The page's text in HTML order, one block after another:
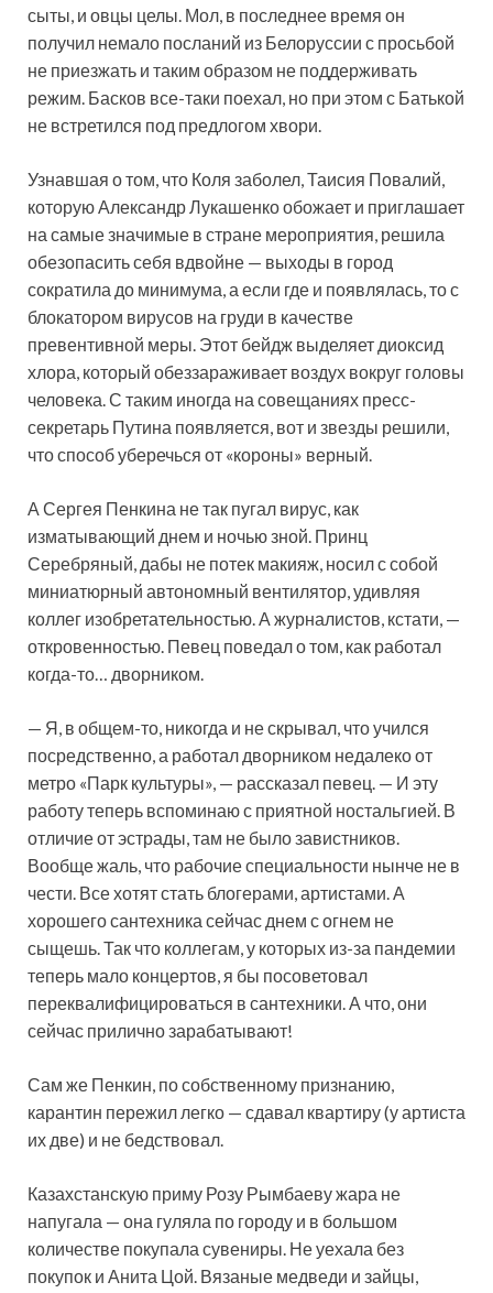
сыты, и овцы целы. Мол, в последнее время он
получил немало посланий из Белоруссии с просьбой
не приезжать и таким образом не поддерживать
режим. Басков все-таки поехал, но при этом с Батькой
не встретился под предлогом хвори.
Узнавшая о том, что Коля заболел, Таисия Повалий,
которую Александр Лукашенко обожает и приглашает
на самые значимые в стране мероприятия, решила
обезопасить себя вдвойне — выходы в город
сократила до минимума, а если где и появлялась, то с
блокатором вирусов на груди в качестве
превентивной меры. Этот бейдж выделяет диоксид
хлора, который обеззараживает воздух вокруг головы
человека. С таким иногда на совещаниях пресс-
секретарь Путина появляется, вот и звезды решили,
что способ уберечься от «короны» верный.
А Сергея Пенкина не так пугал вирус, как
изматывающий днем и ночью зной. Принц
Серебряный, дабы не потек макияж, носил с собой
миниатюрный автономный вентилятор, удивляя
коллег изобретательностью. А журналистов, кстати, —
откровенностью. Певец поведал о том, как работал
когда-то… дворником.
— Я, в общем-то, никогда и не скрывал, что учился
посредственно, а работал дворником недалеко от
метро «Парк культуры», — рассказал певец. — И эту
работу теперь вспоминаю с приятной ностальгией. В
отличие от эстрады, там не было завистников.
Вообще жаль, что рабочие специальности нынче не в
чести. Все хотят стать блогерами, артистами. А
хорошего сантехника сейчас днем с огнем не
сыщешь. Так что коллегам, у которых из-за пандемии
теперь мало концертов, я бы посоветовал
переквалифицироваться в сантехники. А что, они
сейчас прилично зарабаты­вают!
Сам же Пенкин, по собственному признанию,
карантин пережил легко — сдавал квартиру (у артиста
их две) и не бедствовал.
Казахстанскую приму Розу Рымбаеву жара не
напугала — она гуляла по городу и в большом
количестве покупала сувениры. Не уехала без
покупок и Анита Цой. Вязаные медведи и зайцы,